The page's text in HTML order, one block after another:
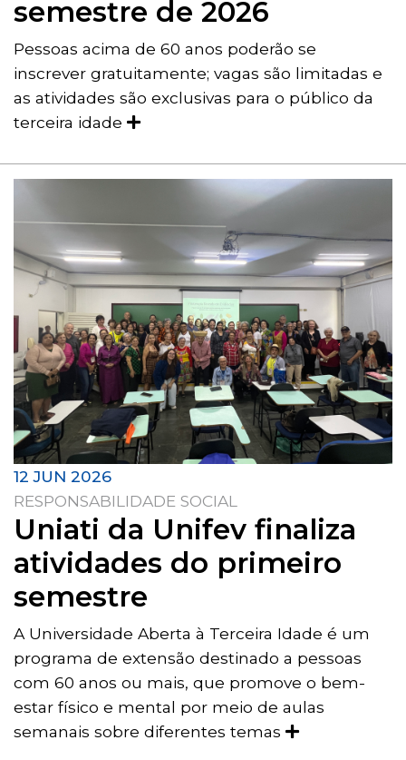
semestre de 2026
Pessoas acima de 60 anos poderão se
inscrever gratuitamente; vagas são limitadas e
as atividades são exclusivas para o público da
terceira idade
12 JUN 2026
RESPONSABILIDADE SOCIAL
Uniati da Unifev finaliza
atividades do primeiro
semestre
A Universidade Aberta à Terceira Idade é um
programa de extensão destinado a pessoas
com 60 anos ou mais, que promove o bem-
estar físico e mental por meio de aulas
semanais sobre diferentes temas